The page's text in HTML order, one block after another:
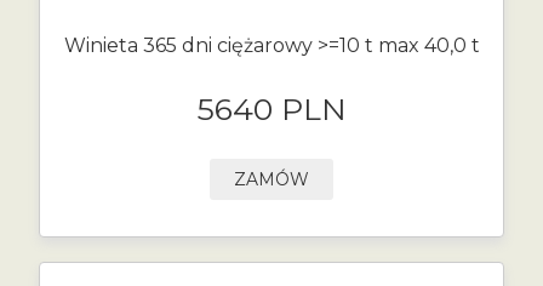
Winieta 365 dni ciężarowy >=10 t max 40,0 t
5640 PLN
ZAMÓW